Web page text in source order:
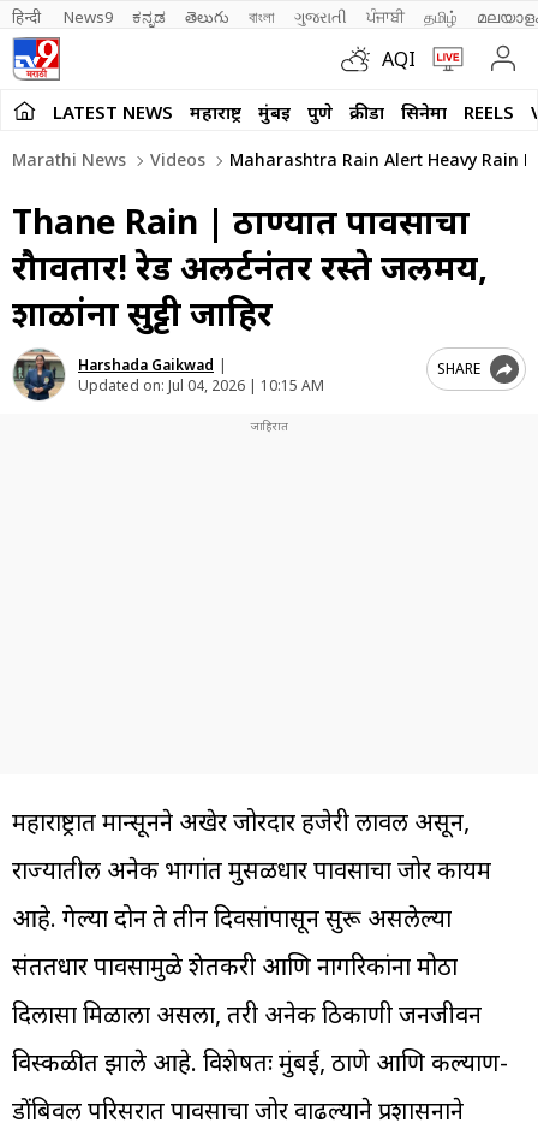
हिन्दी News9 ಕನ್ನಡ తెలుగు বাংলা ગુજરાતી ਪੰਜਾਬੀ தமிழ்
AQI
LATEST NEWS महाराष्ट्र मुंबई पुणे क्रीडा सिनेमा REELS
Marathi News Videos Maharashtra Rain Alert Heavy Rain
Thane Rain | ठाण्यात पावसाचा
रौद्रावतार! रेड अलर्टनंतर रस्ते जलमय,
शाळांना सुट्टी जाहिर
Harshada Gaikwad |
Updated on: Jul 04, 2026 | 10:15 AM
SHARE
महाराष्ट्रात मान्सूनने अखेर जोरदार हजेरी लावली असून,
राज्यातील अनेक भागांत मुसळधार पावसाचा जोर कायम
आहे. गेल्या दोन ते तीन दिवसांपासून सुरू असलेल्या
संततधार पावसामुळे शेतकरी आणि नागरिकांना मोठा
दिलासा मिळाला असला, तरी अनेक ठिकाणी जनजीवन
विस्कळीत झाले आहे. विशेषतः मुंबई, ठाणे आणि कल्याण-
डोंबिवली परिसरात पावसाचा जोर वाढल्याने प्रशासनाने